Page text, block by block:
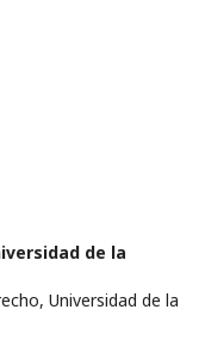
de la
Universidad de la